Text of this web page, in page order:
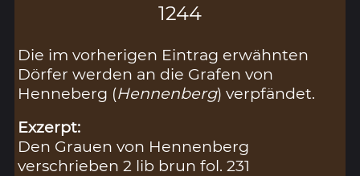
1244
Die im vorherigen Eintrag erwähnten
Dörfer werden an die Grafen von
Henneberg (Hennenberg) verpfändet.
Exzerpt:
Den Grauen von Hennenberg
verschrieben 2 lib brun fol. 231